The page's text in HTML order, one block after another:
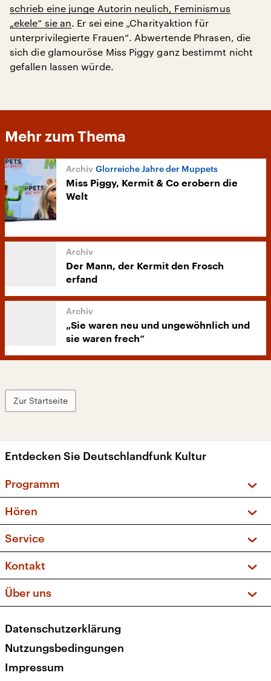
schrieb eine junge Autorin neulich, Feminismus
„ekele“ sie an. Er sei eine „Charityaktion für
unterprivilegierte Frauen“. Abwertende Phrasen, die
sich die glamouröse Miss Piggy ganz bestimmt nicht
gefallen lassen würde.
Mehr zum Thema
Glorreiche Jahre der Muppets
Miss Piggy, Kermit & Co erobern die
Welt
Der Mann, der Kermit den Frosch
erfand
„Sie waren neu und ungewöhnlich und
sie waren frech“
Zur Startseite
Entdecken Sie Deutschlandfunk Kultur
Programm
Sendungen und Podcasts
Musikliste
Kakadu – Das Kinderprogramm
Hören
Frequenzen (UKW + DAB+)
Service
FAQ
Apps
Newsletter
Veranstaltungen
Kontakt
Social Media
Über uns
Presse
Karriere
Transparenz
Datenschutzerklärung
Nutzungsbedingungen
Impressum